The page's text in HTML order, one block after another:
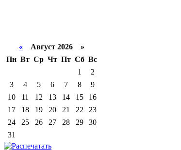
« Август 2026 »
Пн Вт Ср Чт Пт Сб Вс
1
2
3
4 5 6 7 8
9
10
11 12 13 14 15
16
17
18 19 20 21 22
23
24
25 26 27 28 29
30
31